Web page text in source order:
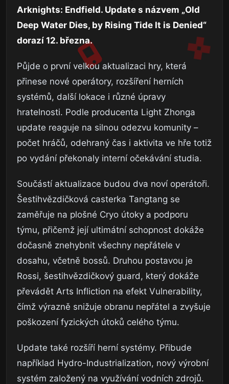
Arknights: Endfield. Update s názvem „Old
Deep Water Dies, by Rising Tide It is Denied“
dorazí 12. března.
Půjde o první velkou aktualizaci hry, která
přinese nové operátory, rozšíření herních
systémů, další lokace i různé úpravy
hratelnosti. Podle producenta Light Zhonga
update reaguje na silnou odezvu komunity –
počet hráčů, odehraný čas i aktivita ve hře totiž
po vydání překonaly interní očekávání studia.
Součástí aktualizace budou dva noví operátoři.
Šestihvězdičková casterka Tangtang se
zaměřuje na plošné Cryo útoky a podporu
týmu, přičemž její ultimátní schopnost dokáže
dočasně znehybnit všechny nepřátele v
dosahu, včetně bossů. Druhou postavou je
Rossi, šestihvězdičkový guard, který dokáže
převádět Arts Infliction na efekt Vulnerability,
čímž výrazně snižuje obranu nepřátel a zvyšuje
poškození fyzických útoků celého týmu.
Update také rozšíří herní systémy. Přibude
například Hydro-Industrialization, nový výrobní
systém založený na využívání vodních zdrojů.